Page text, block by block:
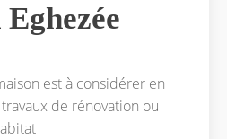
est à considérer en
de rénovation ou